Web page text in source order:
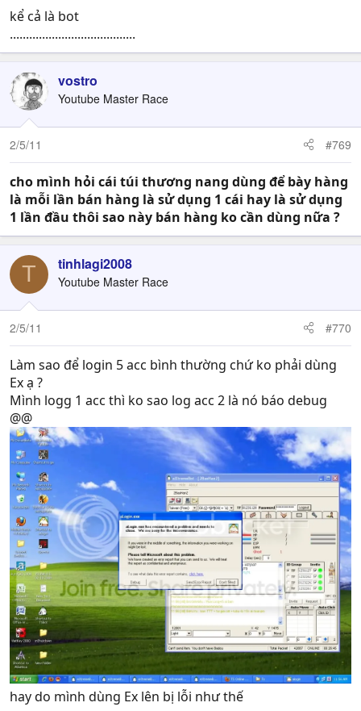
kể cả là bot
.......................................
vostro
Youtube Master Race
2/5/11 #769
cho mình hỏi cái túi thương nang dùng để bày hàng
là mỗi lần bán hàng là sử dụng 1 cái hay là sử dụng
1 lần đầu thôi sao này bán hàng ko cần dùng nữa ?
T tinhlagi2008
Youtube Master Race
2/5/11 #770
Làm sao để login 5 acc bình thường chứ ko phải dùng
Ex ạ ?
Mình logg 1 acc thì ko sao log acc 2 là nó báo debug
@@
hay do mình dùng Ex lên bị lỗi như thế